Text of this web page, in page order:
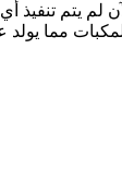
لم يتم
مما يولد